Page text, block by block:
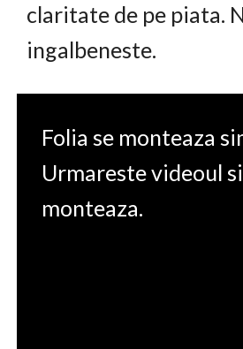
claritate de pe piata.
ingalbeneste.
Folia se monteaza
Urmareste videoul
monteaza.